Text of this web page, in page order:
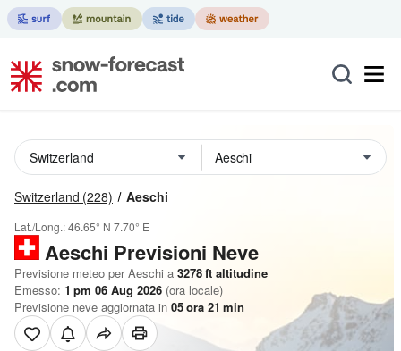
Switzerland (228) Aeschi
Lat./Long.:46.65° N 7.70° E
Aeschi Previsioni Neve
Previsione meteo per Aeschi a 3278ft altitudine
Emesso: 1 pm 06 Aug 2026 (ora locale)
Previsione neve aggiornata in 05ora 21 min